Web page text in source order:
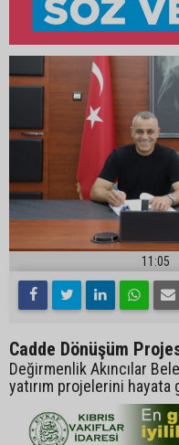
11:05
Cadde Dönüşüm
Değirmenlik Akıncılar
yatırım projelerini